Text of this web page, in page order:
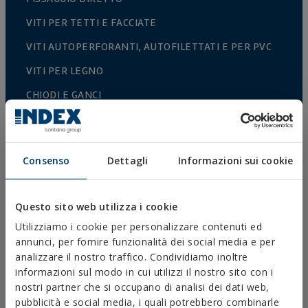
Consenso Dettagli Informazioni sui cookie
Questo sito web utilizza i cookie
Utilizziamo i cookie per personalizzare contenuti ed
annunci, per fornire funzionalità dei social media e per
analizzare il nostro traffico. Condividiamo inoltre
informazioni sul modo in cui utilizzi il nostro sito con i
nostri partner che si occupano di analisi dei dati web,
pubblicità e social media, i quali potrebbero combinarle
VITI PER TETTI E FACCIATE
VITI AUTOPERFORANTI, AUTOFILETTATI E PER PVC
VITI PER LEGNO
CHIODI E GANCI
CONNETTORI PER LEGNO
BULLONERIA NORMALIZZATA
PUNTE, INSERTI E ACCESSORI
COLLARI METALLICI LEGGERI
SISTEMI DI PROTEZIONE ANTINCENDIO
SUPPORTI PER GRONDAIE
FASCETTE E ACCESSORI IN PLASTICA